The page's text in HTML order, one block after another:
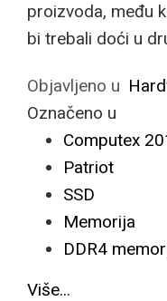
proizvoda, među
bi trebali doći u
Objavljeno u
Označeno u
Computex
Patriot
SSD
Memorija
DDR4
Više...